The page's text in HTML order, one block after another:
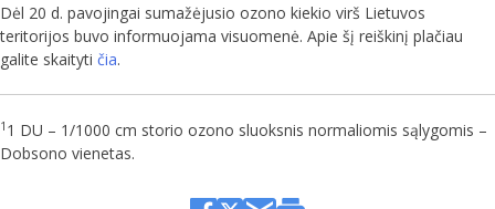
Dėl 20 d. pavojingai sumažėjusio ozono kiekio virš Lietuvos
teritorijos buvo informuojama visuomenė. Apie šį reiškinį plačiau
galite skaityti čia.
1 1 DU – 1/1000 cm storio ozono sluoksnis normaliomis sąlygomis –
Dobsono vienetas.